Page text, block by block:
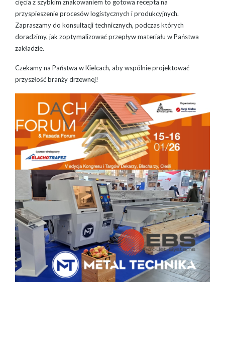
cięcia z szybkim znakowaniem to gotowa recepta na
przyspieszenie procesów logistycznych i produkcyjnych.
Zapraszamy do konsultacji technicznych, podczas których
doradzimy, jak zoptymalizować przepływ materiału w Państwa
zakładzie.
Czekamy na Państwa w Kielcach, aby wspólnie projektować
przyszłość branży drzewnej!